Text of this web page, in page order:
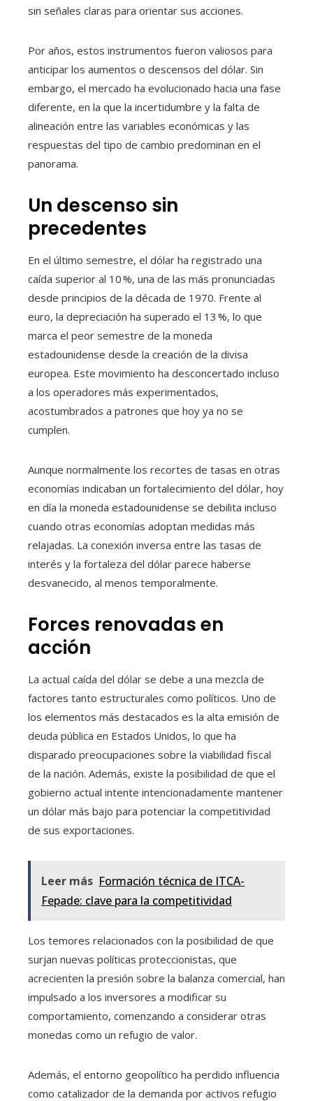
sin señales claras para orientar sus acciones.
Por años, estos instrumentos fueron valiosos para
anticipar los aumentos o descensos del dólar. Sin
embargo, el mercado ha evolucionado hacia una fase
diferente, en la que la incertidumbre y la falta de
alineación entre las variables económicas y las
respuestas del tipo de cambio predominan en el
panorama.
Un descenso sin
precedentes
En el último semestre, el dólar ha registrado una
caída superior al 10 %, una de las más pronunciadas
desde principios de la década de 1970. Frente al
euro, la depreciación ha superado el 13 %, lo que
marca el peor semestre de la moneda
estadounidense desde la creación de la divisa
europea. Este movimiento ha desconcertado incluso
a los operadores más experimentados,
acostumbrados a patrones que hoy ya no se
cumplen.
Aunque normalmente los recortes de tasas en otras
economías indicaban un fortalecimiento del dólar, hoy
en día la moneda estadounidense se debilita incluso
cuando otras economías adoptan medidas más
relajadas. La conexión inversa entre las tasas de
interés y la fortaleza del dólar parece haberse
desvanecido, al menos temporalmente.
Forces renovadas en
acción
La actual caída del dólar se debe a una mezcla de
factores tanto estructurales como políticos. Uno de
los elementos más destacados es la alta emisión de
deuda pública en Estados Unidos, lo que ha
disparado preocupaciones sobre la viabilidad fiscal
de la nación. Además, existe la posibilidad de que el
gobierno actual intente intencionadamente mantener
un dólar más bajo para potenciar la competitividad
de sus exportaciones.
Leer más Formación técnica de ITCA-
Fepade: clave para la competitividad
Los temores relacionados con la posibilidad de que
surjan nuevas políticas proteccionistas, que
acrecienten la presión sobre la balanza comercial, han
impulsado a los inversores a modificar su
comportamiento, comenzando a considerar otras
monedas como un refugio de valor.
Además, el entorno geopolítico ha perdido influencia
como catalizador de la demanda por activos refugio